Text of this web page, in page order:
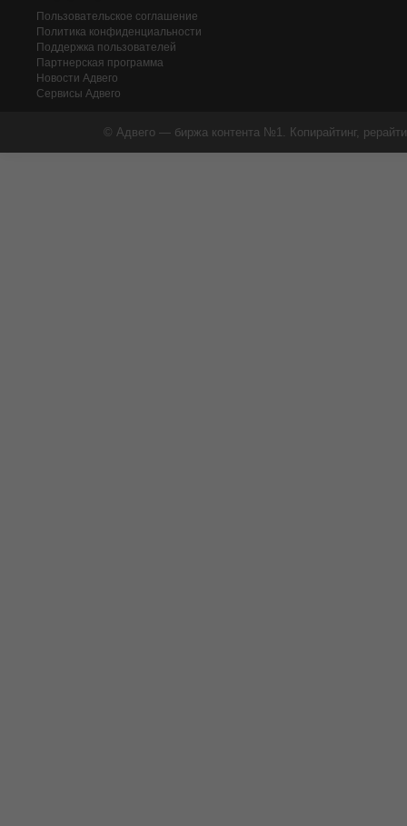
Пользовательское соглашение
Политика конфиденциальности
Поддержка пользователей
Партнерская программа
Новости Адвего
Сервисы Адвего
© Адвего — биржа контента №1. Копирайтинг,